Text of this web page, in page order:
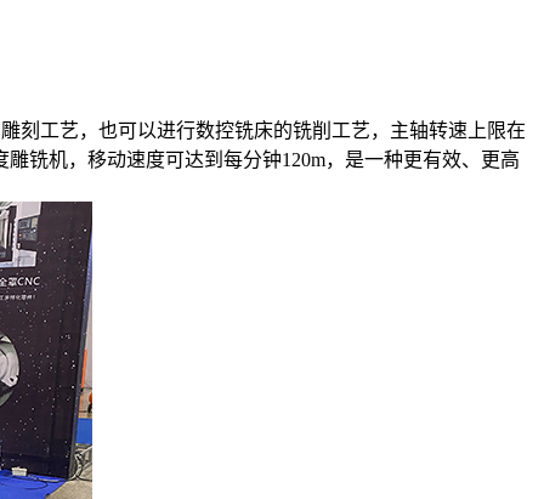
刻工艺，也可以进行数控铣床的铣削工艺，主轴转速上限在
铣机，移动速度可达到每分钟120m，是一种更有效、更高